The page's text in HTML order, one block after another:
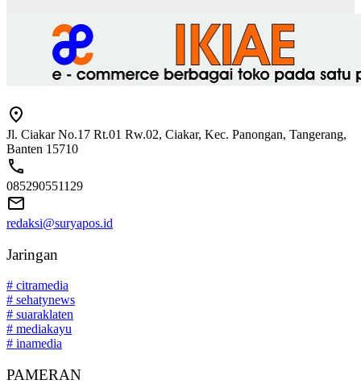
Jl. Ciakar No.17 Rt.01 Rw.02, Ciakar, Kec. Panongan, Tangerang,
Banten 15710
085290551129
redaksi@suryapos.id
Jaringan
# citramedia
# sehatynews
# suaraklaten
# mediakayu
# inamedia
PAMERAN